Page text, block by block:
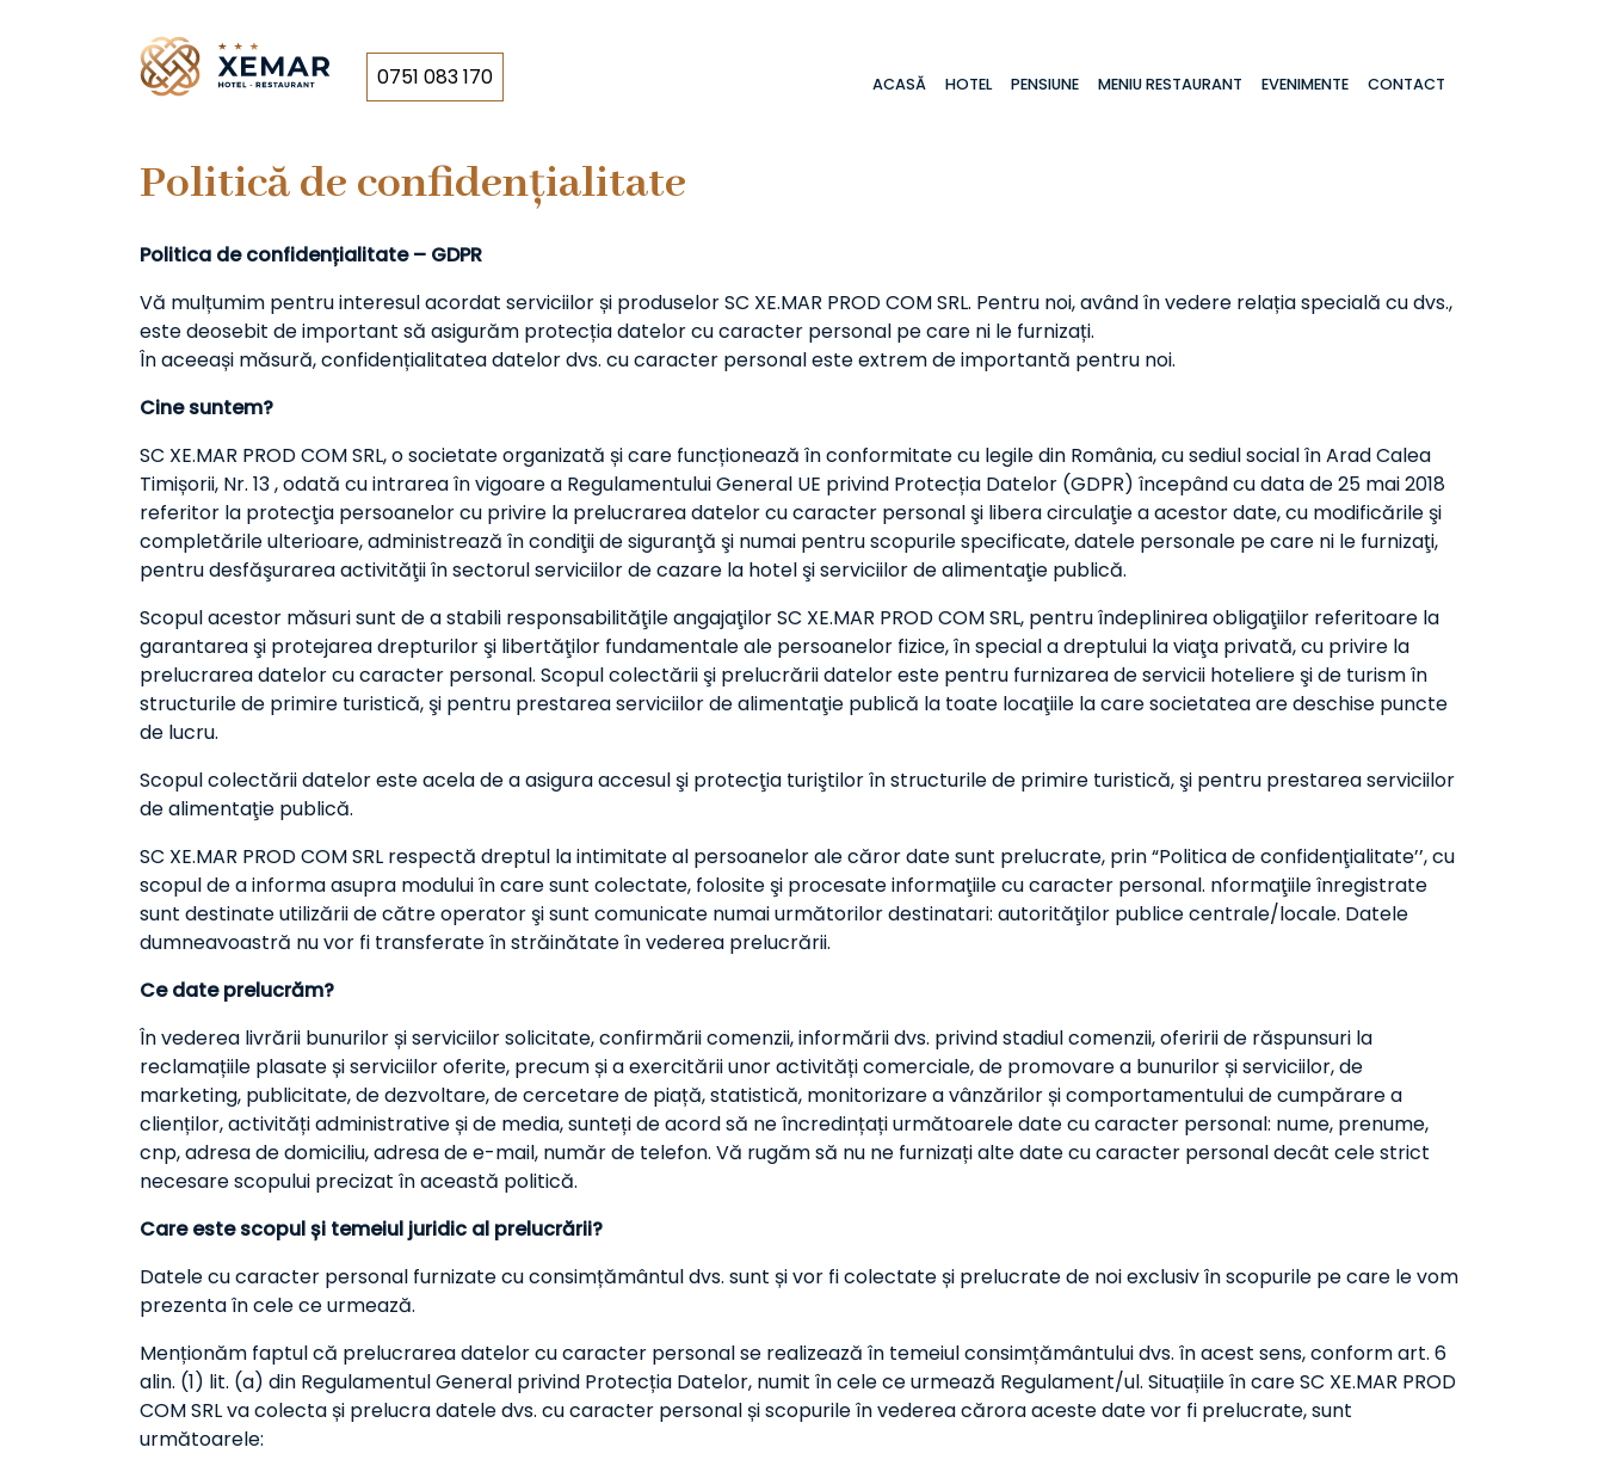
0751 083 170 ACASĂ HOTEL PENSIUNE MENIU RESTAURANT EVENIMENTE CONTACT
Politică de confidențialitate
Politica de confidențialitate – GDPR
Vă mulțumim pentru interesul acordat serviciilor și produselor SC XE.MAR PROD COM SRL. Pentru noi, având în vedere relația specială cu dvs.,
este deosebit de important să asigurăm protecția datelor cu caracter personal pe care ni le furnizați.
În aceeași măsură, confidențialitatea datelor dvs. cu caracter personal este extrem de importantă pentru noi.
Cine suntem?
SC XE.MAR PROD COM SRL, o societate organizată și care funcționează în conformitate cu legile din România, cu sediul social în Arad Calea
Timișorii, Nr. 13 , odată cu intrarea în vigoare a Regulamentului General UE privind Protecția Datelor (GDPR) începând cu data de 25 mai 2018
referitor la protecţia persoanelor cu privire la prelucrarea datelor cu caracter personal şi libera circulaţie a acestor date, cu modificările şi
completările ulterioare, administrează în condiţii de siguranţă şi numai pentru scopurile specificate, datele personale pe care ni le furnizaţi,
pentru desfăşurarea activităţii în sectorul serviciilor de cazare la hotel şi serviciilor de alimentaţie publică.
Scopul acestor măsuri sunt de a stabili responsabilităţile angajaţilor SC XE.MAR PROD COM SRL, pentru îndeplinirea obligaţiilor referitoare la
garantarea şi protejarea drepturilor şi libertăţilor fundamentale ale persoanelor fizice, în special a dreptului la viaţa privată, cu privire la
prelucrarea datelor cu caracter personal. Scopul colectării şi prelucrării datelor este pentru furnizarea de servicii hoteliere şi de turism în
structurile de primire turistică, şi pentru prestarea serviciilor de alimentaţie publică la toate locaţiile la care societatea are deschise puncte
de lucru.
Scopul colectării datelor este acela de a asigura accesul şi protecţia turiştilor în structurile de primire turistică, şi pentru prestarea serviciilor
de alimentaţie publică.
SC XE.MAR PROD COM SRL respectă dreptul la intimitate al persoanelor ale căror date sunt prelucrate, prin “Politica de confidenţialitate’’, cu
scopul de a informa asupra modului în care sunt colectate, folosite şi procesate informaţiile cu caracter personal. nformaţiile înregistrate
sunt destinate utilizării de către operator şi sunt comunicate numai următorilor destinatari: autorităţilor publice centrale/locale. Datele
dumneavoastră nu vor fi transferate în străinătate în vederea prelucrării.
Ce date prelucrăm?
În vederea livrării bunurilor și serviciilor solicitate, confirmării comenzii, informării dvs. privind stadiul comenzii, oferirii de răspunsuri la
reclamațiile plasate și serviciilor oferite, precum și a exercitării unor activități comerciale, de promovare a bunurilor și serviciilor, de
marketing, publicitate, de dezvoltare, de cercetare de piață, statistică, monitorizare a vânzărilor și comportamentului de cumpărare a
clienților, activități administrative și de media, sunteți de acord să ne încredințați următoarele date cu caracter personal: nume, prenume,
cnp, adresa de domiciliu, adresa de e-mail, număr de telefon. Vă rugăm să nu ne furnizați alte date cu caracter personal decât cele strict
necesare scopului precizat în această politică.
Care este scopul și temeiul juridic al prelucrării?
Datele cu caracter personal furnizate cu consimțământul dvs. sunt și vor fi colectate și prelucrate de noi exclusiv în scopurile pe care le vom
prezenta în cele ce urmează.
Menționăm faptul că prelucrarea datelor cu caracter personal se realizează în temeiul consimțământului dvs. în acest sens, conform art. 6
alin. (1) lit. (a) din Regulamentul General privind Protecția Datelor, numit în cele ce urmează Regulament/ul. Situațiile în care SC XE.MAR PROD
COM SRL va colecta și prelucra datele dvs. cu caracter personal și scopurile în vederea cărora aceste date vor fi prelucrate, sunt
următoarele: